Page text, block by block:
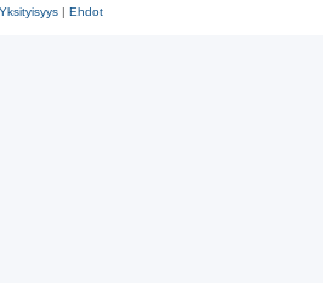
Yksityisyys | Ehdot